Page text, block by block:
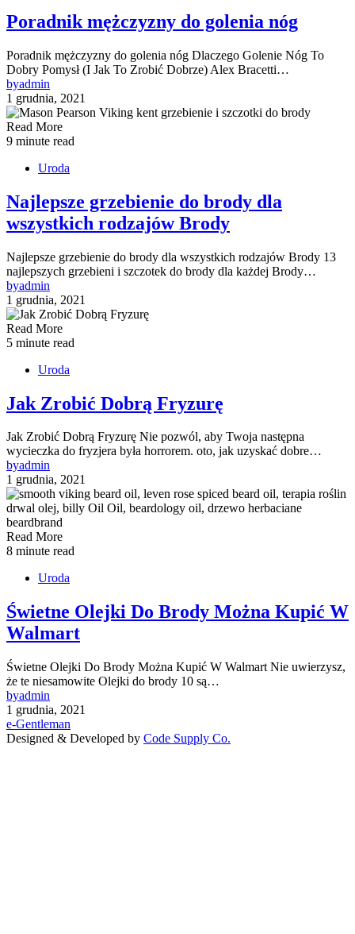
Poradnik mężczyzny do golenia nóg
Poradnik mężczyzny do golenia nóg Dlaczego Golenie Nóg To
Dobry Pomysł (I Jak To Zrobić Dobrze) Alex Bracetti…
byadmin
1 grudnia, 2021
Read More
9 minute read
Uroda
Najlepsze grzebienie do brody dla
wszystkich rodzajów Brody
Najlepsze grzebienie do brody dla wszystkich rodzajów Brody 13
najlepszych grzebieni i szczotek do brody dla każdej Brody…
byadmin
1 grudnia, 2021
Read More
5 minute read
Uroda
Jak Zrobić Dobrą Fryzurę
Jak Zrobić Dobrą Fryzurę Nie pozwól, aby Twoja następna
wycieczka do fryzjera była horrorem. oto, jak uzyskać dobre…
byadmin
1 grudnia, 2021
Read More
8 minute read
Uroda
Świetne Olejki Do Brody Można Kupić W
Walmart
Świetne Olejki Do Brody Można Kupić W Walmart Nie uwierzysz,
że te niesamowite Olejki do brody 10 są…
byadmin
1 grudnia, 2021
e-Gentleman
Designed & Developed by Code Supply Co.